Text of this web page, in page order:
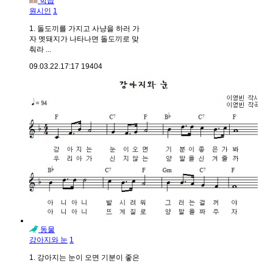
원시인 1
1. 돌도끼를 가지고 사냥을 하러 가
자 멧돼지가 나타나면 돌도끼로 맞
춰라 ...
09.03.22.17:17 19404
동물
강아지와 눈 1
1. 강아지는 눈이 오면 기분이 좋은